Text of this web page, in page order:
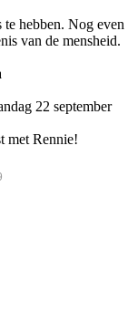
hebben. Nog even
van de mensheid.
22 september
met Rennie!